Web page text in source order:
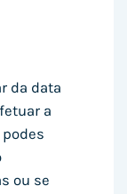
da data
a
ou se